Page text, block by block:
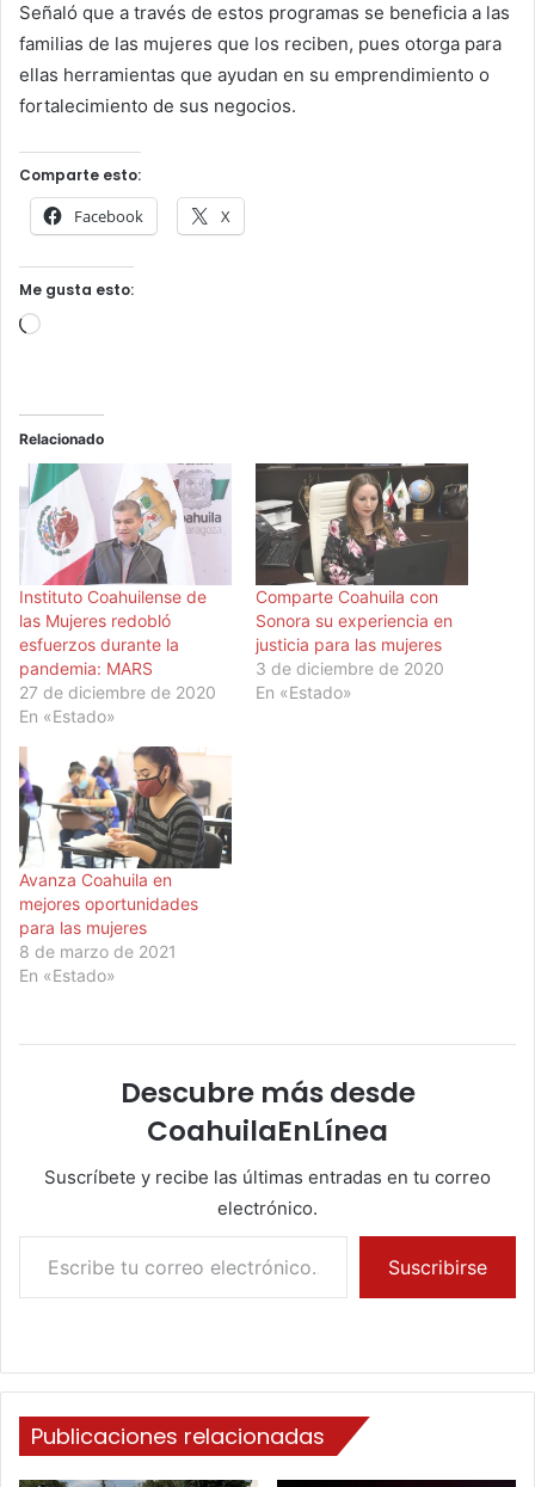
Señaló que a través de estos programas se beneficia a las
familias de las mujeres que los reciben, pues otorga para
ellas herramientas que ayudan en su emprendimiento o
fortalecimiento de sus negocios.
Comparte esto:
Facebook X
Me gusta esto:
Cargando...
Relacionado
Instituto Coahuilense de
las Mujeres redobló
esfuerzos durante la
pandemia: MARS
27 de diciembre de 2020
En «Estado»
Comparte Coahuila con
Sonora su experiencia en
justicia para las mujeres
3 de diciembre de 2020
En «Estado»
Avanza Coahuila en
mejores oportunidades
para las mujeres
8 de marzo de 2021
En «Estado»
Descubre más desde
CoahuilaEnLínea
Suscríbete y recibe las últimas entradas en tu correo
electrónico.
Escribe tu correo electrónico…
Suscribirse
Publicaciones relacionadas